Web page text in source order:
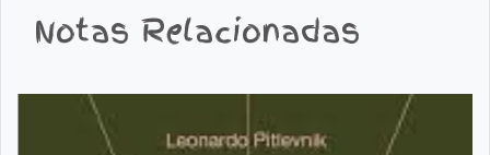
Notas Relacionadas